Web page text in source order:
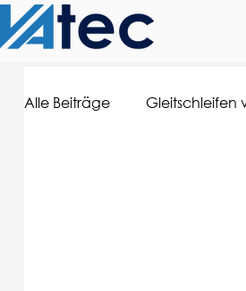
Alle Beiträge Gleitschleifen